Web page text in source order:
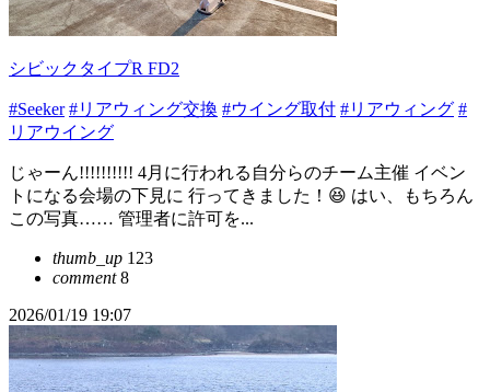
シビックタイプR FD2
#Seeker #リアウィング交換 #ウイング取付 #リアウィング #
リアウイング
じゃーん!!!!!!!!!! 4月に行われる自分らのチーム主催 イベン
トになる会場の下見に 行ってきました！😆 はい、もちろん
この写真…… 管理者に許可を...
thumb_up 123
comment8
2026/01/19 19:07